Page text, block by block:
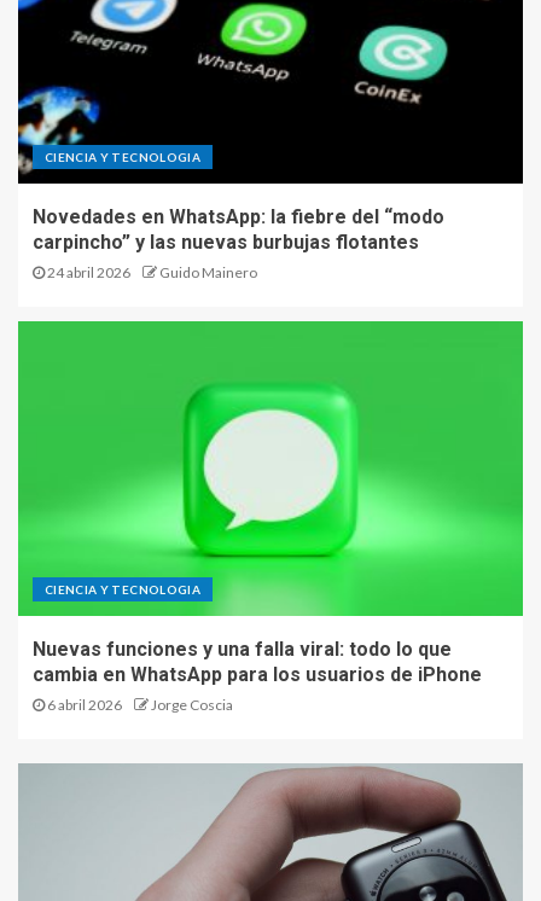
CIENCIA Y TECNOLOGIA
Novedades en WhatsApp: la fiebre del “modo
carpincho” y las nuevas burbujas flotantes
24 abril 2026 Guido Mainero
CIENCIA Y TECNOLOGIA
Nuevas funciones y una falla viral: todo lo que
cambia en WhatsApp para los usuarios de iPhone
6 abril 2026 Jorge Coscia